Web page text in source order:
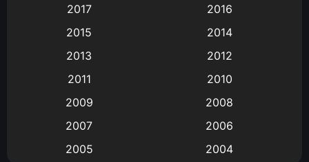
Animation แอนิเมชัน
(9)
Big tits (นมใหญ่)
Bitch (ผู้หญิงร่าน)
2017
2016
2015
2014
2013
2012
2011
2010
2009
2008
2007
2006
2005
2004